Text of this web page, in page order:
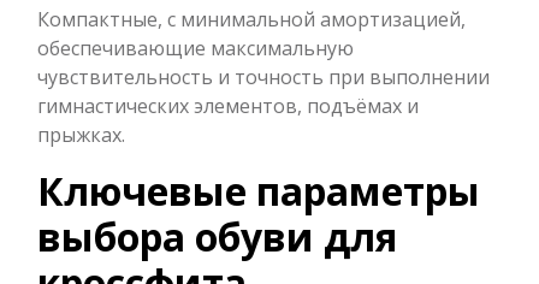
Компактные, с минимальной амортизацией,
обеспечивающие максимальную
чувствительность и точность при выполнении
гимнастических элементов, подъёмах и
прыжках.
Ключевые параметры
выбора обуви для